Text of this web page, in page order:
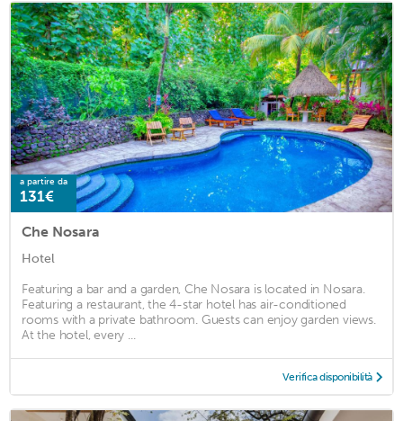
a partire da
131€
Che Nosara
Hotel
Featuring a bar and a garden, Che Nosara is located in Nosara.
Featuring a restaurant, the 4-star hotel has air-conditioned
rooms with a private bathroom. Guests can enjoy garden views.
At the hotel, every ...
Verifica disponibilità